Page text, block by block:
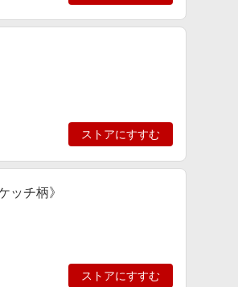
ストアにすすむ
ッチ柄》
ストアにすすむ